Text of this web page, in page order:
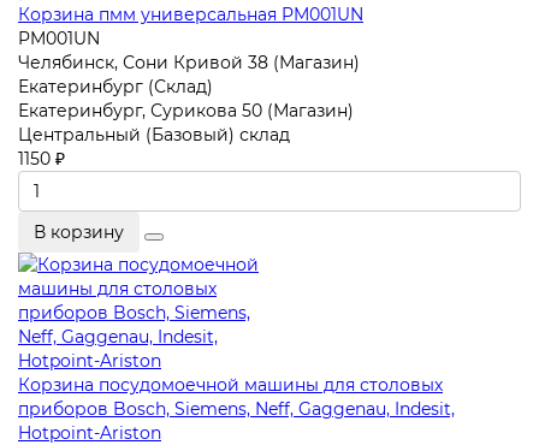
Корзина пмм универсальная PM001UN
PM001UN
Челябинск, Сони Кривой 38 (Магазин)
Екатеринбург (Склад)
Екатеринбург, Сурикова 50 (Магазин)
Центральный (Базовый) склад
1150 ₽
В корзину
Корзина посудомоечной машины для столовых
приборов Bosch, Siemens, Neff, Gaggenau, Indesit,
Hotpoint-Ariston